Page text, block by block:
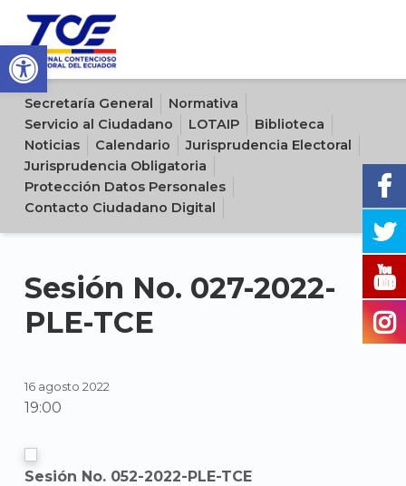
Open toolbar
Sitio oficial del Tribunal Contencioso Electoral del Ecuador
Secretaría General
Normativa
Servicio al Ciudadano
LOTAIP
Biblioteca
Noticias
Calendario
Jurisprudencia Electoral
Jurisprudencia Obligatoria
Protección Datos Personales
Contacto Ciudadano Digital
Sesión No. 027-2022-
PLE-TCE
16 agosto 2022
19:00
Sesión No. 052-2022-PLE-TCE